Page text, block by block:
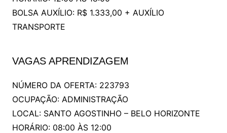
BOLSA AUXÍLIO: R$ 1.333,00 + AUXÍLIO
TRANSPORTE
VAGAS APRENDIZAGEM
NÚMERO DA OFERTA: 223793
OCUPAÇÃO: ADMINISTRAÇÃO
LOCAL: SANTO AGOSTINHO – BELO HORIZONTE
HORÁRIO: 08:00 ÀS 12:00